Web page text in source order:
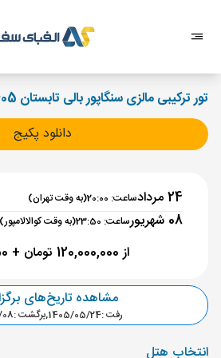
تور ترکیبی مالزی سنگاپور بالی تابستان 1405(مهسا گفت بردار)
دانلود پکیج
24 مرداد ساعت: 20:00 (به وقت تهران)
08 شهریور ساعت: 23:50 (به وقت کوالالامپور)
از 120,000,000 تومان + 1,750 دلار
برنامه رفت :24 مرداد ساعت : 20:00
مدت پرواز :
مشاهده تاریخ‌های
رفت :1405/05/24
,برگشت :
انتخاب هتل